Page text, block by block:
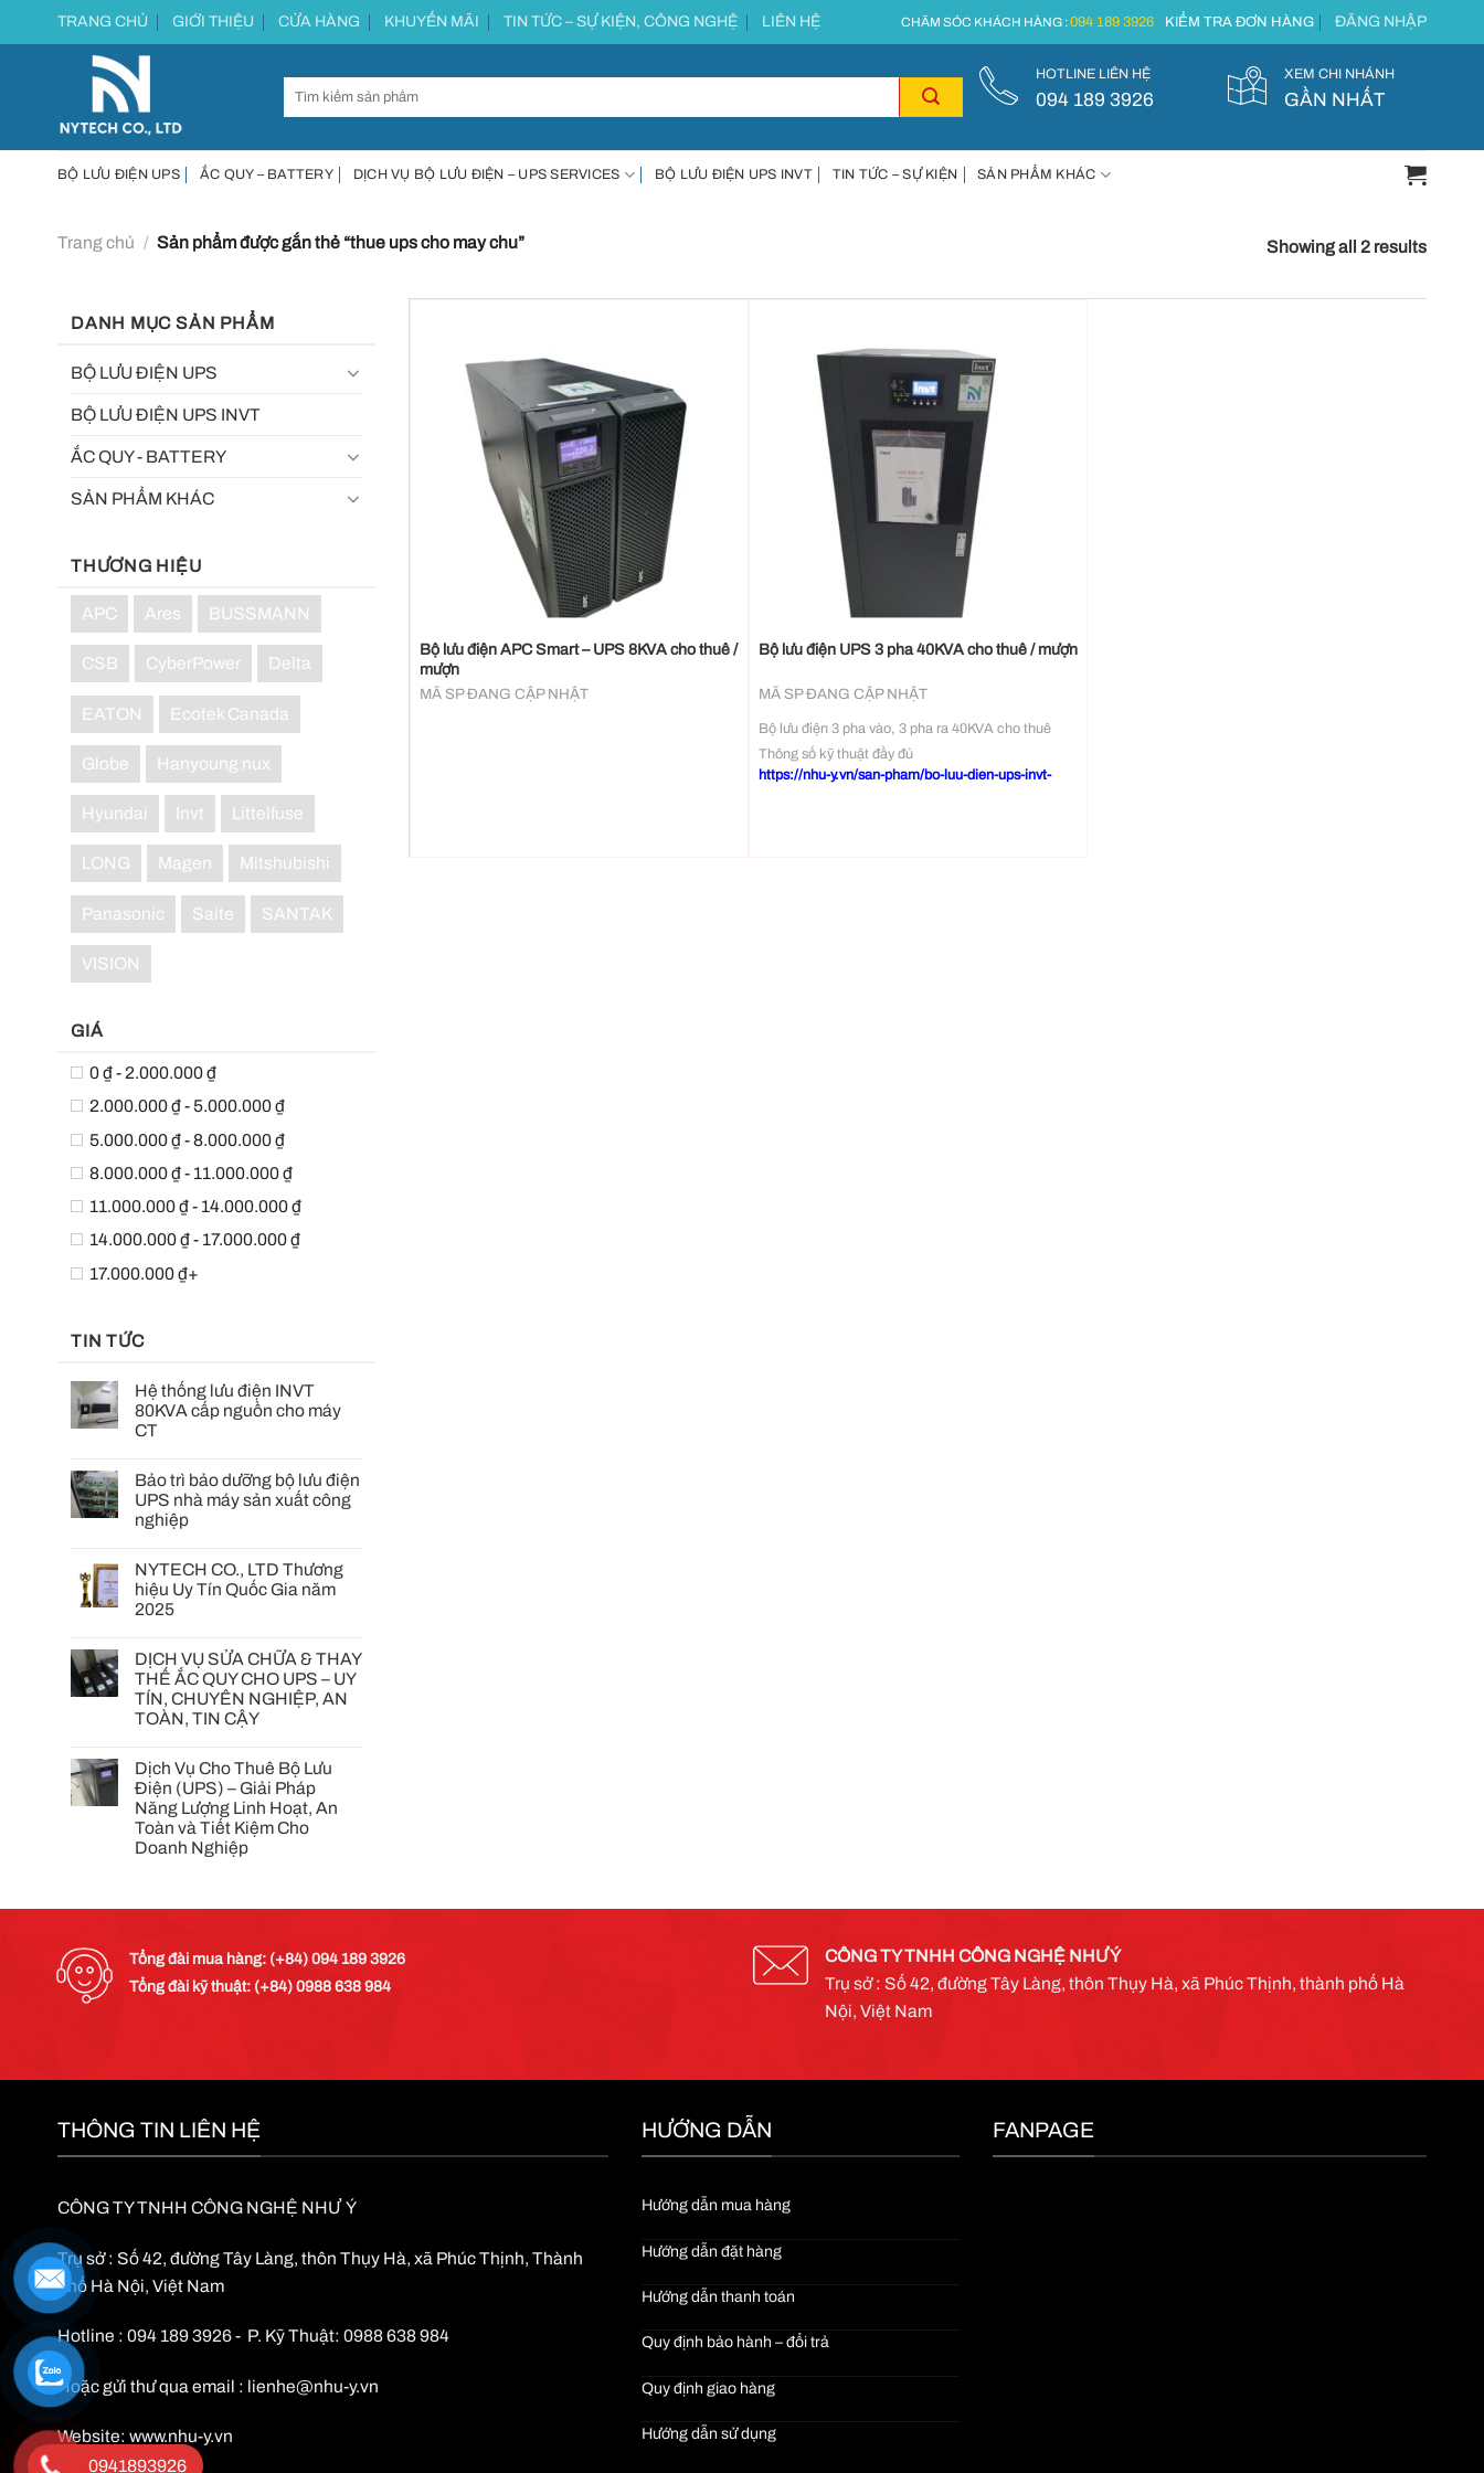
Chuyển
đến
TRANG CHỦ GIỚI THIỆU CỬA HÀNG KHUYẾN MÃI TIN TỨC – SỰ KIỆN, CÔNG NGHỆ LIÊN HỆ CHĂM SÓC KHÁCH HÀNG :094 189 3926 KIỂM TRA ĐƠN HÀNG ĐĂNG NHẬP
HOTLINE LIÊN HỆ
094 189 3926
XEM CHI NHÁNH
GẦN NHẤT
BỘ LƯU ĐIỆN UPS ẮC QUY – BATTERY DỊCH VỤ BỘ LƯU ĐIỆN – UPS SERVICES BỘ LƯU ĐIỆN UPS INVT TIN TỨC – SỰ KIỆN SẢN PHẨM KHÁC
Trang chủ / Sản phẩm được gắn thẻ “thue ups cho may chu” Showing all 2 results
DANH MỤC SẢN PHẨM
BỘ LƯU ĐIỆN UPS
BỘ LƯU ĐIỆN UPS INVT
ẮC QUY - BATTERY
SẢN PHẨM KHÁC
THƯƠNG HIỆU
APC Ares BUSSMANN
CSB CyberPower Delta
EATON Ecotek Canada
Globe Hanyoung nux
Hyundai Invt Littelfuse
LONG Magen Mitshubishi
Panasonic Saite SANTAK
VISION
GIÁ
0 ₫ - 2.000.000 ₫
2.000.000 ₫ - 5.000.000 ₫
5.000.000 ₫ - 8.000.000 ₫
8.000.000 ₫ - 11.000.000 ₫
11.000.000 ₫ - 14.000.000 ₫
14.000.000 ₫ - 17.000.000 ₫
17.000.000 ₫+
TIN TỨC
Hệ thống lưu điện INVT
80KVA cấp nguồn cho máy
CT
Bảo trì bảo dưỡng bộ lưu điện
UPS nhà máy sản xuất công
nghiệp
NYTECH CO., LTD Thương
hiệu Uy Tín Quốc Gia năm
2025
DỊCH VỤ SỬA CHỮA & THAY
THẾ ẮC QUY CHO UPS – UY
TÍN, CHUYÊN NGHIỆP, AN
TOÀN, TIN CẬY
Dịch Vụ Cho Thuê Bộ Lưu
Điện (UPS) – Giải Pháp
Năng Lượng Linh Hoạt, An
Toàn và Tiết Kiệm Cho
Doanh Nghiệp
Bộ lưu điện APC Smart – UPS 8KVA cho thuê /
mượn
MÃ SP ĐANG CẬP NHẬT
Bộ lưu điện UPS 3 pha 40KVA cho thuê / mượn
MÃ SP ĐANG CẬP NHẬT
Bộ lưu điện 3 pha vào, 3 pha ra 40KVA cho thuê
Thông số kỹ thuật đầy đủ
https://nhu-y.vn/san-pham/bo-luu-dien-ups-invt-
Tổng đài mua hàng: (+84) 094 189 3926
Tổng đài kỹ thuật: (+84) 0988 638 984
CÔNG TY TNHH CÔNG NGHỆ NHƯ Ý
Trụ sở : Số 42, đường Tây Làng, thôn Thụy Hà, xã Phúc Thịnh, thành phố Hà
Nội, Việt Nam
THÔNG TIN LIÊN HỆ
CÔNG TY TNHH CÔNG NGHỆ NHƯ Ý
Trụ sở : Số 42, đường Tây Làng, thôn Thụy Hà, xã Phúc Thịnh, Thành
phố Hà Nội, Việt Nam
Hotline : 094 189 3926 - P. Kỹ Thuật: 0988 638 984
Hoặc gửi thư qua email : lienhe@nhu-y.vn
Website: www.nhu-y.vn
HƯỚNG DẪN
Hướng dẫn mua hàng
Hướng dẫn đặt hàng
Hướng dẫn thanh toán
Quy định bảo hành – đổi trả
Quy định giao hàng
Hướng dẫn sử dụng
FANPAGE
0941893926